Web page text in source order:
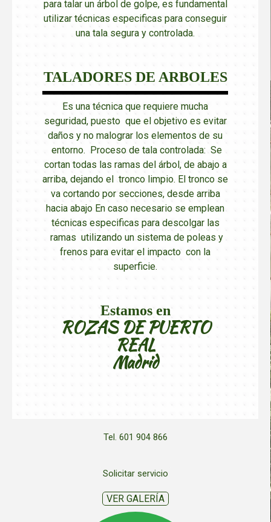
para talar un árbol de golpe, es fundamental
utilizar técnicas especificas para conseguir
una tala segura y controlada.
TALADORES DE ARBOLES
Es una técnica que requiere mucha
seguridad, puesto que el objetivo es evitar
daños y no malograr los elementos de su
entorno. Proceso de tala controlada: Se
cortan todas las ramas del árbol, de abajo a
arriba, dejando el tronco limpio. El tronco se
va cortando por secciones, desde arriba
hacia abajo En caso necesario se emplean
técnicas especificas para descolgar las
ramas utilizando un sistema de poleas y
frenos para evitar el impacto con la
superficie.
Estamos en
ROZAS DE PUERTO
REAL
Madrid
Tel. 601 904 866
Solicitar servicio
VER GALERÍA